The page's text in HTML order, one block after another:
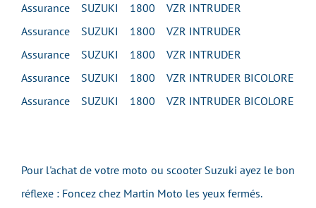
Assurance SUZUKI 1800 VZR INTRUDER
Assurance SUZUKI 1800 VZR INTRUDER
Assurance SUZUKI 1800 VZR INTRUDER
Assurance SUZUKI 1800 VZR INTRUDER BICOLORE
Assurance SUZUKI 1800 VZR INTRUDER BICOLORE
Pour l'achat de votre moto ou scooter Suzuki ayez le bon
réflexe : Foncez chez Martin Moto les yeux fermés.